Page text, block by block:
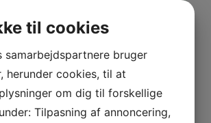
7000 Fredericia
- tilmeldingsfrist d. 17/2 2025
i BPI er opdateret.
cal. 22
til cookies
samarbejdspartnere bruger
herunder cookies, til at
om dig til forskellige
Tilpasning af annoncering,